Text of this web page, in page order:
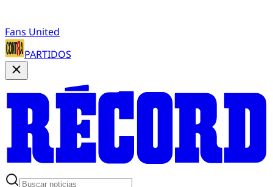
Fans United
PARTIDOS